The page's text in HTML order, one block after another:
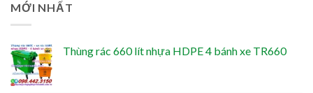
MỚI NHẤT
Thùng rác 660 lít nhựa HDPE 4 bánh xe TR660